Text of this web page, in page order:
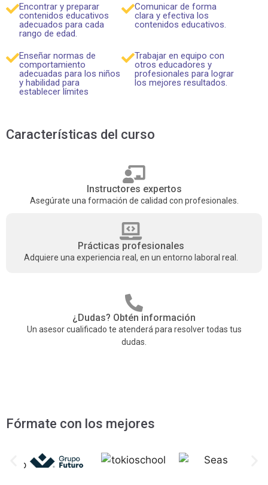
Encontrar y preparar
contenidos educativos
adecuados para cada
rango de edad.
Comunicar de forma
clara y efectiva los
contenidos educativos.
Enseñar normas de
comportamiento
adecuadas para los niños
y habilidad para
establecer límites
Trabajar en equipo con
otros educadores y
profesionales para lograr
los mejores resultados.
Características del curso
Instructores expertos
Asegúrate una formación de calidad con profesionales.
Prácticas profesionales
Adquiere una experiencia real, en un entorno laboral real.
¿Dudas? Obtén información
Un asesor cualificado te atenderá para resolver todas tus
dudas.
Fórmate con los mejores